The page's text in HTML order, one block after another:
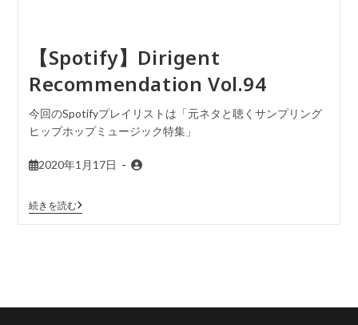
【Spotify】Dirigent
Recommendation Vol.94
今回のSpotifyプレイリストは「元ネタと聴くサンプリング
ヒップホップミュージック特集」
2020年1月17日
続きを読む